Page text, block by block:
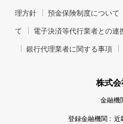
理方針 預金保険制度について
て 電子決済等代行業者との連
銀行代理業者に関する事項
株式
金融機
登録金融機関 : 近